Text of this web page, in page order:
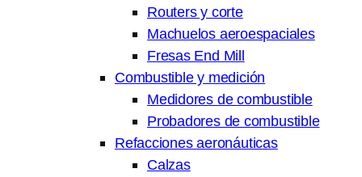
Routers y corte
Machuelos aeroespaciales
Fresas End Mill
Combustible y medición
Medidores de combustible
Probadores de combustible
Refacciones aeronáuticas
Calzas